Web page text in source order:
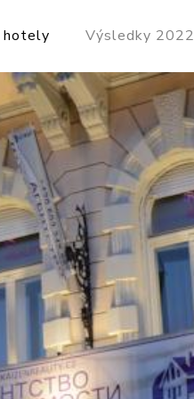
hotely Výsledky 2022